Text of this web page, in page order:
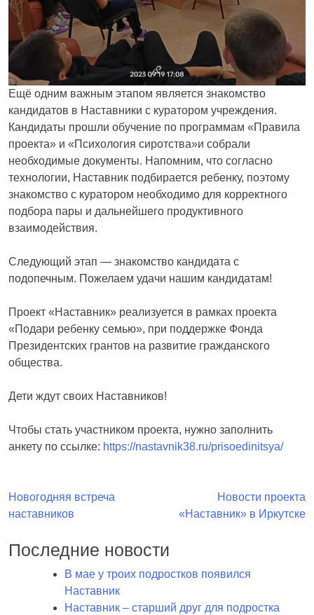
Ещё одним важным этапом является знакомство
кандидатов в Наставники с куратором учреждения.
Кандидаты прошли обучение по программам «Правила
проекта» и «Психология сиротства»и собрали
необходимые документы. Напомним, что согласно
технологии, Наставник подбирается ребенку, поэтому
знакомство с куратором необходимо для корректного
подбора пары и дальнейшего продуктивного
взаимодействия.
Следующий этап — знакомство кандидата с
подопечным. Пожелаем удачи нашим кандидатам!
Проект «Наставник» реализуется в рамках проекта
«Подари ребенку семью», при поддержке Фонда
Президентских грантов на развитие гражданского
общества.
Дети ждут своих Наставников!
Чтобы стать участником проекта, нужно заполнить
анкету по ссылке: https://nastavnik38.ru/prisoedinitsya/
Навигация
по
записям
Новогодняя встреча
наставников
Новости проекта
«Наставник» в Иркутске
Последние новости
В мае у троих подростков появился
Наставник
Наставник – старший друг для подростка